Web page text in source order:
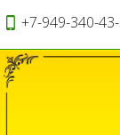
+7-949-340-